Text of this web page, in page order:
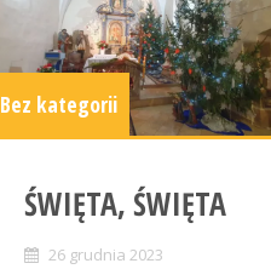
Bez kategorii
ŚWIĘTA, ŚWIĘTA
26 grudnia 2023